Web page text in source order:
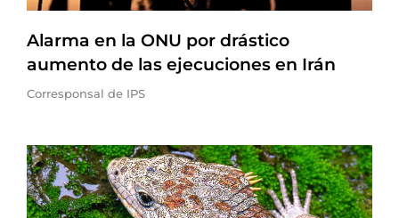
Alarma en la ONU por drástico
aumento de las ejecuciones en Irán
Corresponsal de IPS